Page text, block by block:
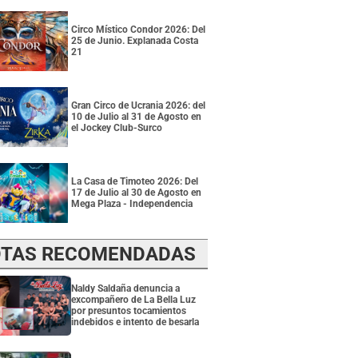
Circo Místico Condor 2026: Del
25 de Junio. Explanada Costa
21
Gran Circo de Ucrania 2026: del
10 de Julio al 31 de Agosto en
el Jockey Club-Surco
La Casa de Timoteo 2026: Del
17 de Julio al 30 de Agosto en
Mega Plaza - Independencia
RECOMENDADAS
Naldy Saldaña denuncia a
excompañero de La Bella Luz
por presuntos tocamientos
indebidos e intento de besarla